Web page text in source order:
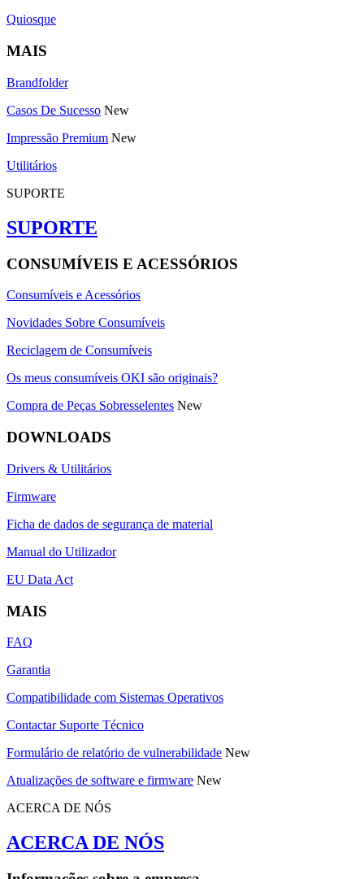
Quiosque
MAIS
Brandfolder
Casos De Sucesso New
Impressão Premium New
Utilitários
SUPORTE
SUPORTE
CONSUMÍVEIS E ACESSÓRIOS
Consumíveis e Acessórios
Novidades Sobre Consumíveis
Reciclagem de Consumíveis
Os meus consumíveis OKI são originais?
Compra de Peças Sobresselentes New
DOWNLOADS
Drivers & Utilitários
Firmware
Ficha de dados de segurança de material
Manual do Utilizador
EU Data Act
MAIS
FAQ
Garantia
Compatibilidade com Sistemas Operativos
Contactar Suporte Técnico
Formulário de relatório de vulnerabilidade New
Atualizações de software e firmware New
ACERCA DE NÓS
ACERCA DE NÓS